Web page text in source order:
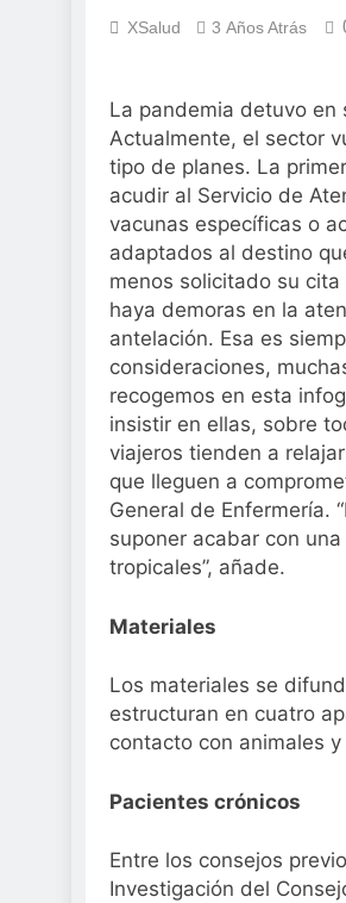
XSalud 3 Años Atrás
La pandemia detuvo en
Actualmente, el sector
tipo de planes. La
acudir al Servicio de
vacunas específicas o
adaptados al destino
menos solicitado su
haya demoras en la
antelación. Esa es
consideraciones,
recogemos en esta
insistir en ellas, sobre
viajeros tienden a
que lleguen a
General de Enfermería.
suponer acabar con
tropicales”, añade.
Materiales
Los materiales se
estructuran en cuatro
contacto con animales
Pacientes crónicos
Entre los consejos
Investigación del